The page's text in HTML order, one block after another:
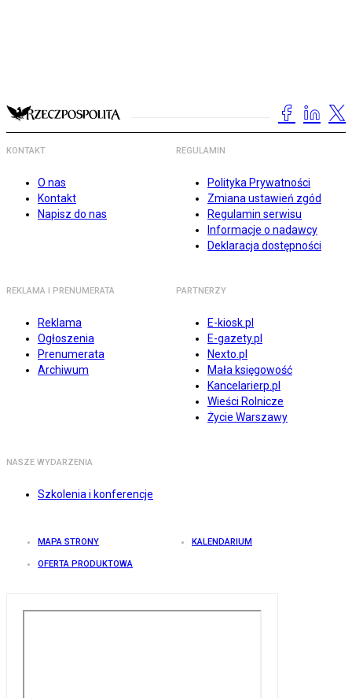
KONTAKT
O nas
Kontakt
Napisz do nas
REGULAMIN
Polityka Prywatności
Zmiana ustawień zgód
Regulamin serwisu
Informacje o nadawcy
Deklaracja dostępności
REKLAMA I PRENUMERATA
Reklama
Ogłoszenia
Prenumerata
Archiwum
PARTNERZY
E-kiosk.pl
E-gazety.pl
Nexto.pl
Mała księgowość
Kancelarierp.pl
Wieści Rolnicze
Życie Warszawy
NASZE WYDARZENIA
Szkolenia i konferencje
MAPA STRONY KALENDARIUM
OFERTA PRODUKTOWA